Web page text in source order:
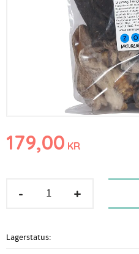
179,00 KR
+
-
Lagerstatus